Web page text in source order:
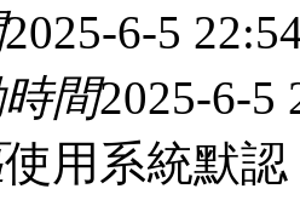
2025-6-5
時間2025-6-5
使用系統默認